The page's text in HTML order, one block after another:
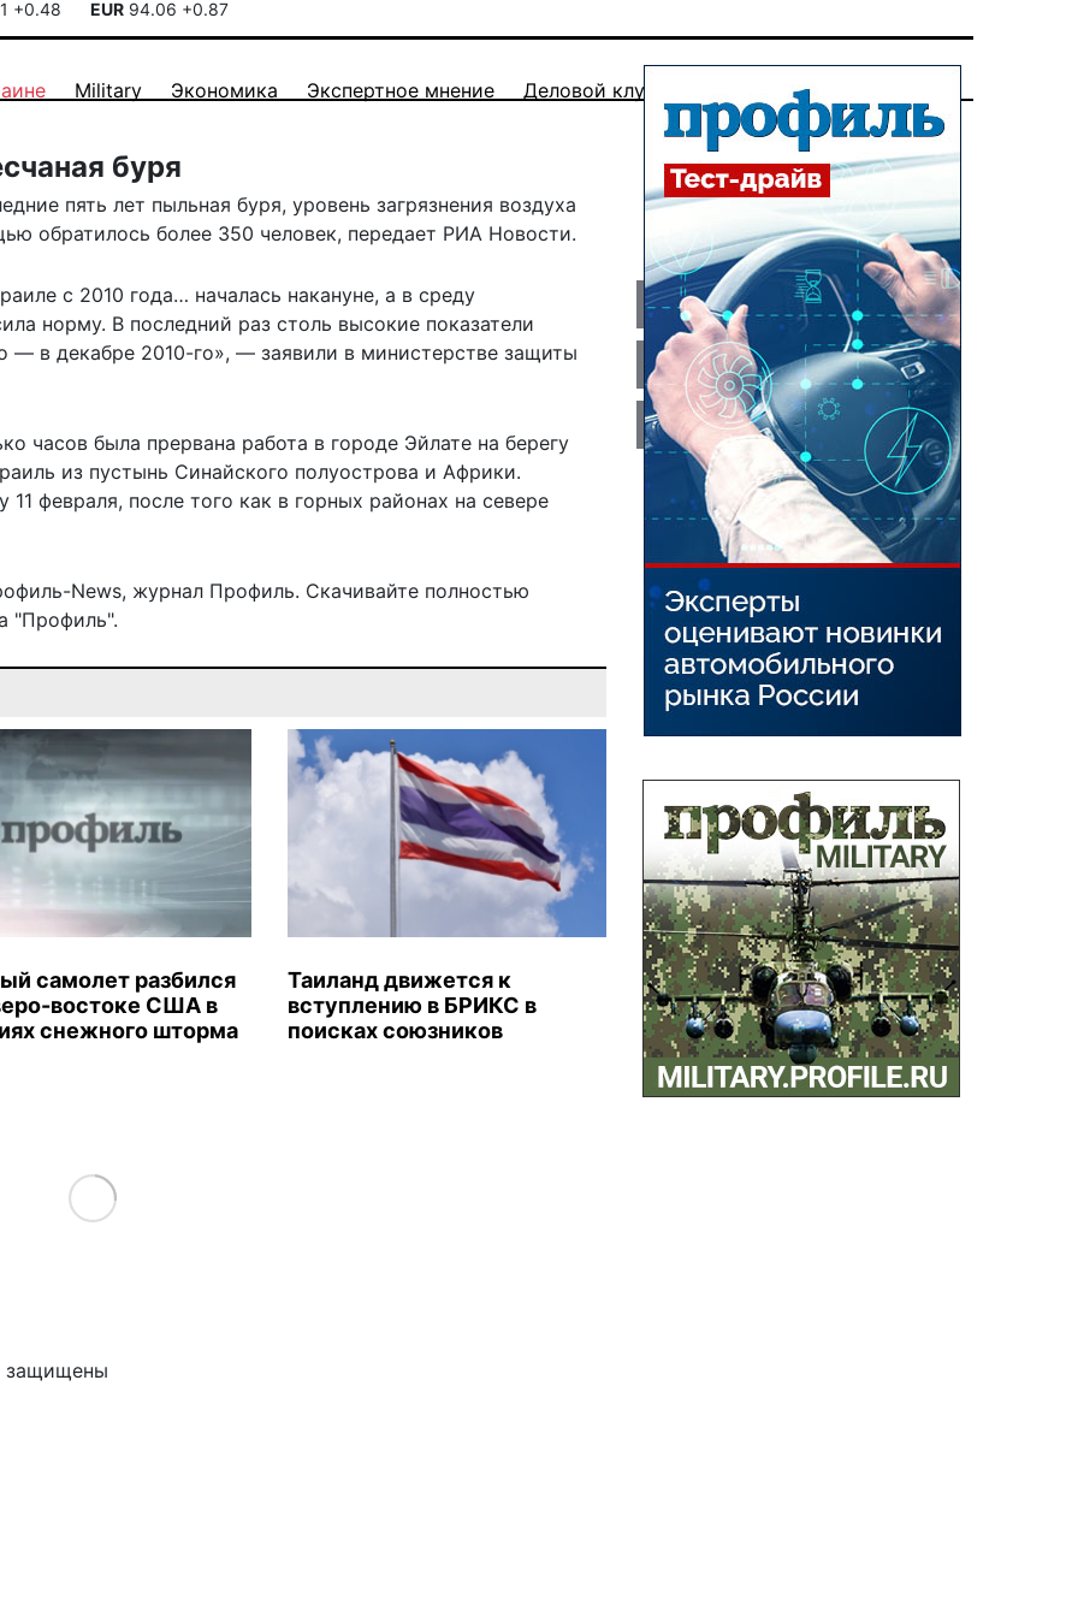
+0.48 EUR 94.06 +0.87
Military Экономика Экспертное мнение Деловой клуб
буря
пять лет пыльная буря, уровень загрязнения воздуха
обратилось более 350 человек, передает РИА Новости.
с 2010 года… началась накануне, а в среду
норму. В последний раз столь высокие показатели
— в декабре 2010-го», — заявили в министерстве защиты
часов была прервана работа в городе Эйлате на берегу
из пустынь Синайского полуострова и Африки.
февраля, после того как в горных районах на севере
News, журнал Профиль. Скачивайте полностью
"Профиль".
самолет разбился
востоке США в
снежного шторма
Таиланд движется к
вступлению в БРИКС в
поисках союзников
Load More
защищены